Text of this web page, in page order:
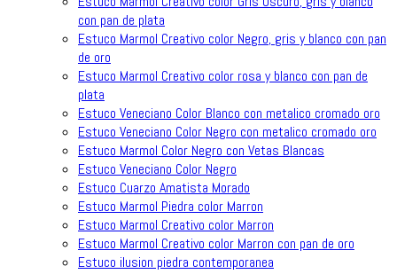
con pan de plata
Estuco Marmol Creativo color Negro, gris y blanco con pan
de oro
Estuco Marmol Creativo color rosa y blanco con pan de
plata
Estuco Veneciano Color Blanco con metalico cromado oro
Estuco Veneciano Color Negro con metalico cromado oro
Estuco Marmol Color Negro con Vetas Blancas
Estuco Veneciano Color Negro
Estuco Cuarzo Amatista Morado
Estuco Marmol Piedra color Marron
Estuco Marmol Creativo color Marron
Estuco Marmol Creativo color Marron con pan de oro
Estuco ilusion piedra contemporanea